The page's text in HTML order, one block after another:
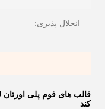
انحلال پذیری:
کند